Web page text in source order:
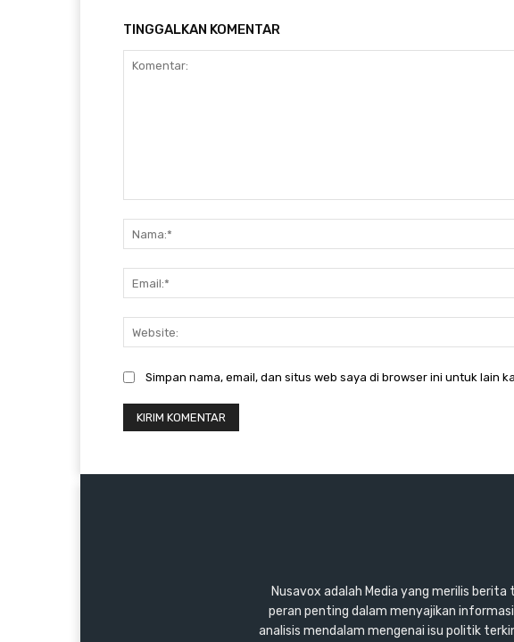
TINGGALKAN KOMENTAR
Simpan nama, email, dan situs web saya di browser ini untuk lain
Nusavox adalah Media yang merilis
peran penting dalam menyajikan
analisis mendalam mengenai isu politik